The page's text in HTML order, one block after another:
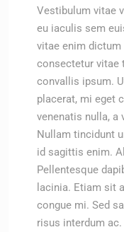
Vestibulum vitae
eu iaculis sem
vitae enim
consectetur vitae
convallis ipsum.
placerat, mi eget
venenatis nulla, a
Nullam tincidunt
id sagittis enim.
Pellentesque
lacinia. Etiam sit
congue mi. Sed
risus interdum